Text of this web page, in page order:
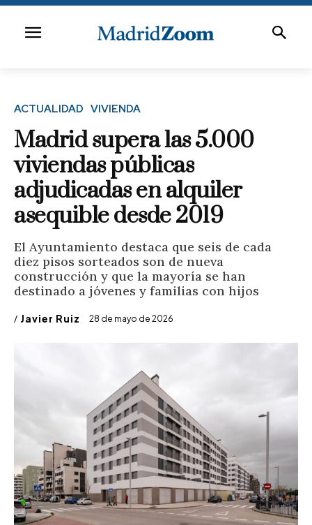
ACTUALIDAD VIVIENDA
Madrid supera las 5.000
viviendas públicas
adjudicadas en alquiler
asequible desde 2019
El Ayuntamiento destaca que seis de cada
diez pisos sorteados son de nueva
construcción y que la mayoría se han
destinado a jóvenes y familias con hijos
/ Javier Ruiz 28 de mayo de 2026